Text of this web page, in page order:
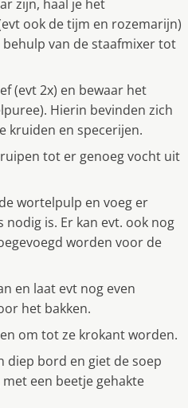
zijn, haal je het
ook de tijm en rozemarijn)
van de staafmixer tot
(evt 2x) en bewaar het
Hierin bevinden zich
kruiden en specerijen.
tot er genoeg vocht uit
wortelpulp en voeg er
is. Er kan evt. ook nog
worden voor de
en laat evt nog even
het bakken.
om tot ze krokant worden.
diep bord en giet de soep
een beetje gehakte